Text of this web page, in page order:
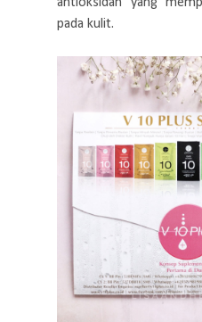
pada kulit.